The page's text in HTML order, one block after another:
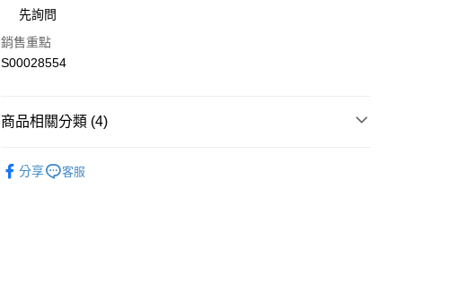
街口支付
全盈+PAY
運送方式
全家付款取貨
先詢問
銷售重點
S00028554
商品相關分類 (4)
分享 客服